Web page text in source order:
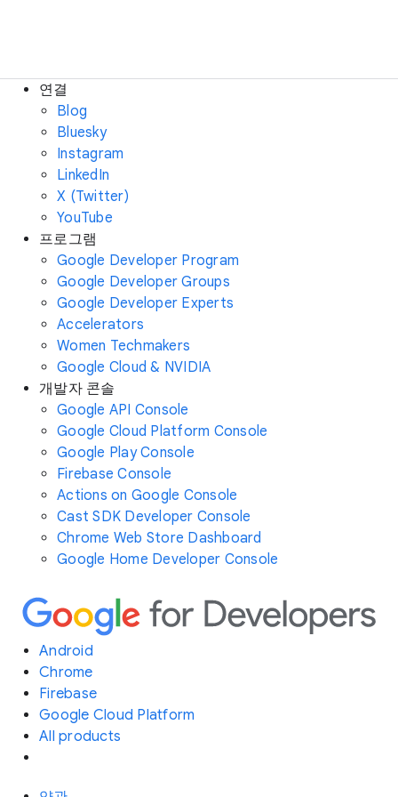
연결
Blog
Bluesky
Instagram
LinkedIn
X (Twitter)
YouTube
프로그램
Google Developer Program
Google Developer Groups
Google Developer Experts
Accelerators
Women Techmakers
Google Cloud & NVIDIA
개발자 콘솔
Google API Console
Google Cloud Platform Console
Google Play Console
Firebase Console
Actions on Google Console
Cast SDK Developer Console
Chrome Web Store Dashboard
Google Home Developer Console
Android
Chrome
Firebase
Google Cloud Platform
All products